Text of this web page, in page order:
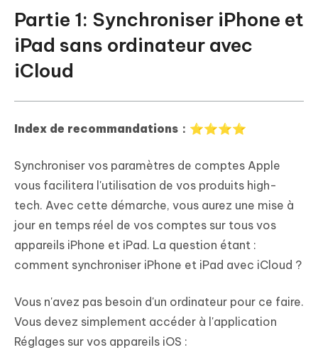
Partie 1: Synchroniser iPhone et
iPad sans ordinateur avec
iCloud
Index de recommandations：⭐⭐⭐⭐
Synchroniser vos paramètres de comptes Apple
vous facilitera l'utilisation de vos produits high-
tech. Avec cette démarche, vous aurez une mise à
jour en temps réel de vos comptes sur tous vos
appareils iPhone et iPad. La question étant :
comment synchroniser iPhone et iPad avec iCloud ?
Vous n'avez pas besoin d'un ordinateur pour ce faire.
Vous devez simplement accéder à l'application
Réglages sur vos appareils iOS :